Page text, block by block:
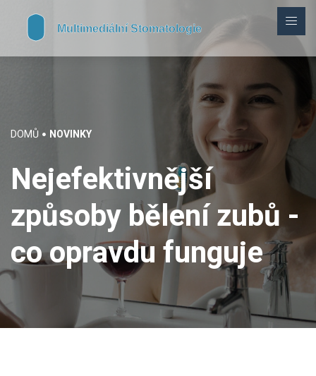
DOMŮ NOVINKY
Nejefektivnější
způsoby bělení zubů -
co opravdu funguje